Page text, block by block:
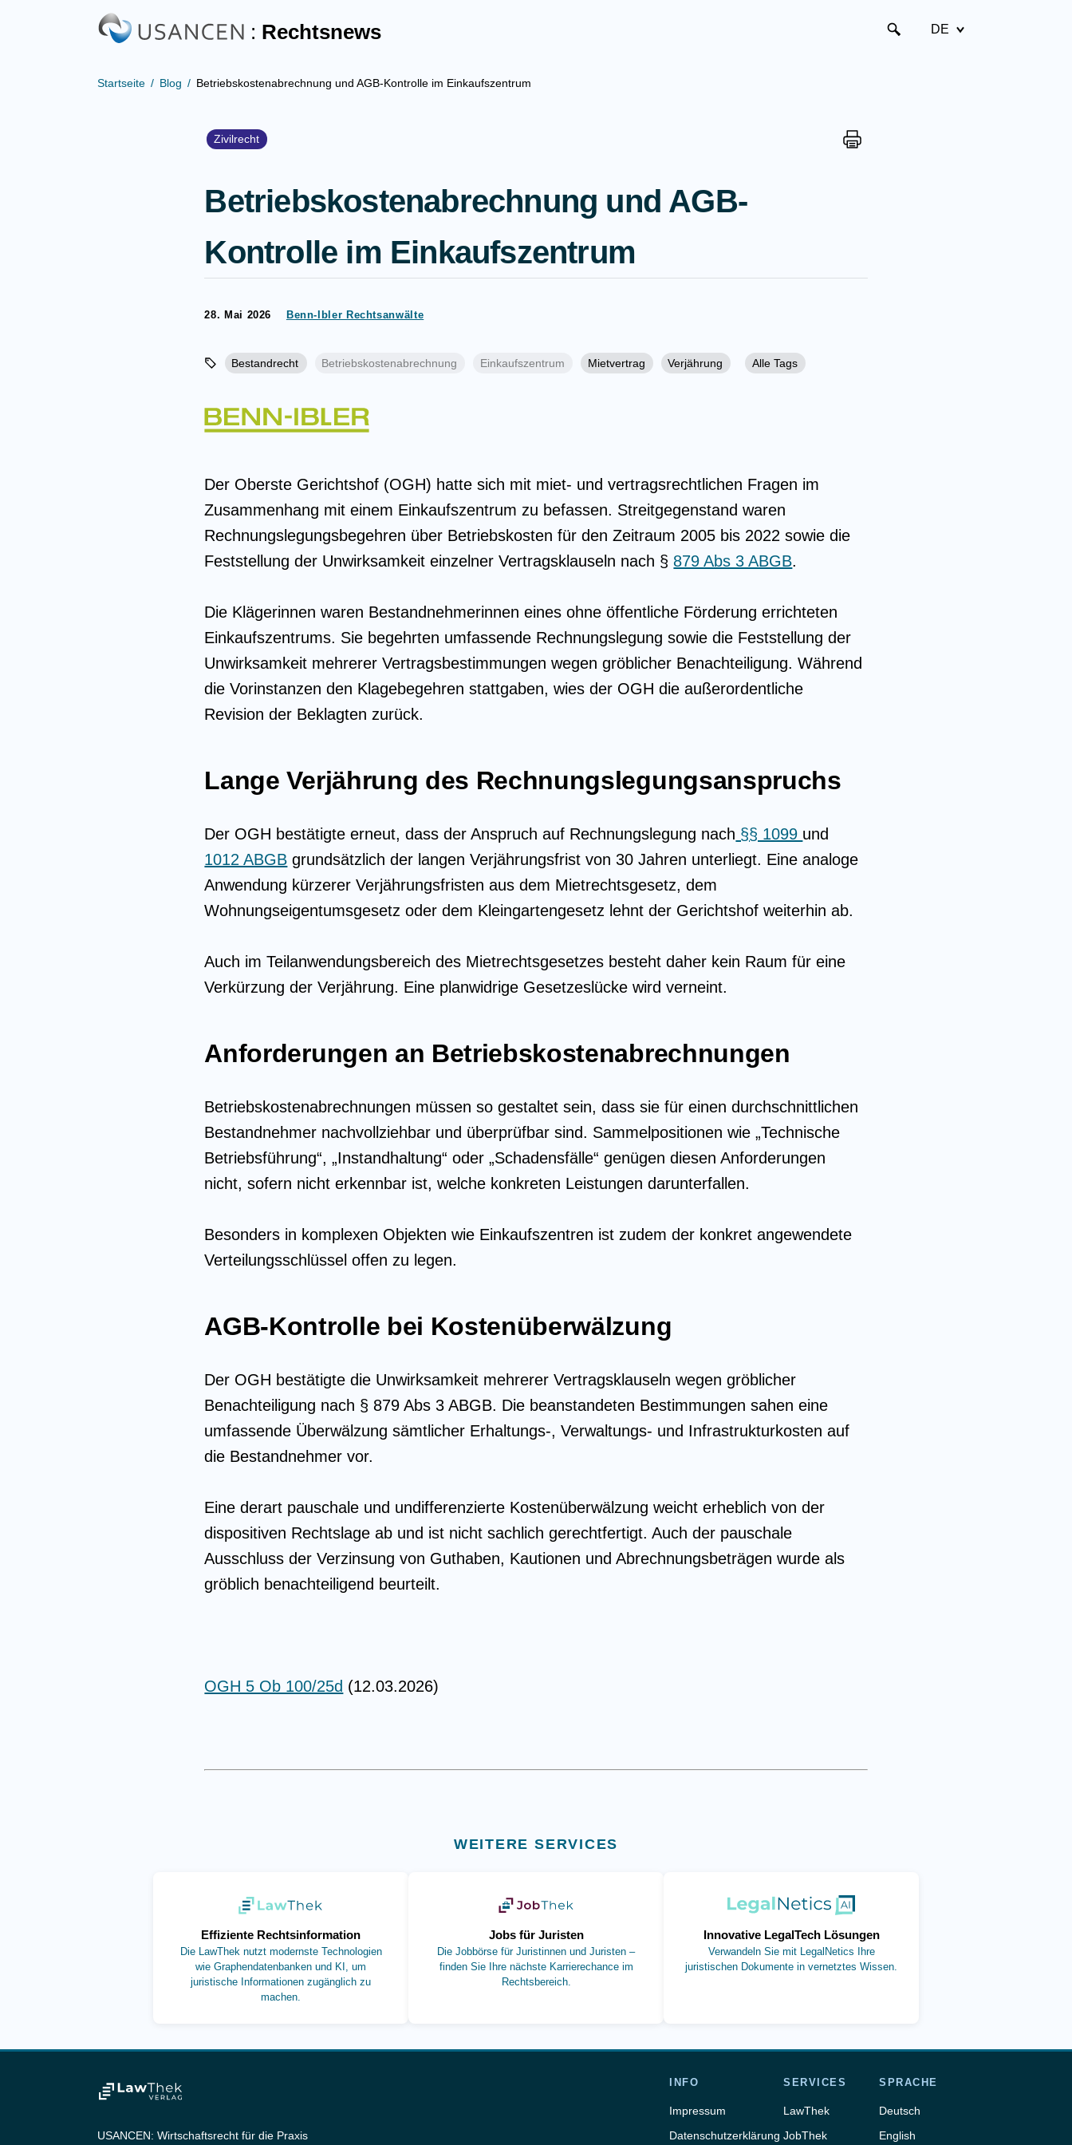
: Rechtsnews DE
Startseite Blog Betriebskostenabrechnung und AGB-Kontrolle im Einkaufszentrum
Zivilrecht
Betriebskostenabrechnung und AGB-
Kontrolle im Einkaufszentrum
28. Mai 2026 Benn-Ibler Rechtsanwälte
Bestandrecht Betriebskostenabrechnung Einkaufszentrum Mietvertrag Verjährung Alle Tags
Der Oberste Gerichtshof (OGH) hatte sich mit miet- und vertragsrechtlichen Fragen im
Zusammenhang mit einem Einkaufszentrum zu befassen. Streitgegenstand waren
Rechnungslegungsbegehren über Betriebskosten für den Zeitraum 2005 bis 2022 sowie die
Feststellung der Unwirksamkeit einzelner Vertragsklauseln nach § 879 Abs 3 ABGB.
Die Klägerinnen waren Bestandnehmerinnen eines ohne öffentliche Förderung errichteten
Einkaufszentrums. Sie begehrten umfassende Rechnungslegung sowie die Feststellung der
Unwirksamkeit mehrerer Vertragsbestimmungen wegen gröblicher Benachteiligung. Während
die Vorinstanzen den Klagebegehren stattgaben, wies der OGH die außerordentliche
Revision der Beklagten zurück.
Lange Verjährung des Rechnungslegungsanspruchs
Der OGH bestätigte erneut, dass der Anspruch auf Rechnungslegung nach §§ 1099 und
1012 ABGB grundsätzlich der langen Verjährungsfrist von 30 Jahren unterliegt. Eine analoge
Anwendung kürzerer Verjährungsfristen aus dem Mietrechtsgesetz, dem
Wohnungseigentumsgesetz oder dem Kleingartengesetz lehnt der Gerichtshof weiterhin ab.
Auch im Teilanwendungsbereich des Mietrechtsgesetzes besteht daher kein Raum für eine
Verkürzung der Verjährung. Eine planwidrige Gesetzeslücke wird verneint.
Anforderungen an Betriebskostenabrechnungen
Betriebskostenabrechnungen müssen so gestaltet sein, dass sie für einen durchschnittlichen
Bestandnehmer nachvollziehbar und überprüfbar sind. Sammelpositionen wie „Technische
Betriebsführung“, „Instandhaltung“ oder „Schadensfälle“ genügen diesen Anforderungen
nicht, sofern nicht erkennbar ist, welche konkreten Leistungen darunterfallen.
Besonders in komplexen Objekten wie Einkaufszentren ist zudem der konkret angewendete
Verteilungsschlüssel offen zu legen.
AGB-Kontrolle bei Kostenüberwälzung
Der OGH bestätigte die Unwirksamkeit mehrerer Vertragsklauseln wegen gröblicher
Benachteiligung nach § 879 Abs 3 ABGB. Die beanstandeten Bestimmungen sahen eine
umfassende Überwälzung sämtlicher Erhaltungs-, Verwaltungs- und Infrastrukturkosten auf
die Bestandnehmer vor.
Eine derart pauschale und undifferenzierte Kostenüberwälzung weicht erheblich von der
dispositiven Rechtslage ab und ist nicht sachlich gerechtfertigt. Auch der pauschale
Ausschluss der Verzinsung von Guthaben, Kautionen und Abrechnungsbeträgen wurde als
gröblich benachteiligend beurteilt.
OGH 5 Ob 100/25d (12.03.2026)
WEITERE SERVICES
Effiziente Rechtsinformation
Die LawThek nutzt modernste Technologien
wie Graphendatenbanken und KI, um
juristische Informationen zugänglich zu
machen.
(öffnet in neuem Tab)
Jobs für Juristen
Die Jobbörse für Juristinnen und Juristen –
finden Sie Ihre nächste Karrierechance im
Rechtsbereich.
Innovative LegalTech Lösungen
Verwandeln Sie mit LegalNetics Ihre
juristischen Dokumente in vernetztes Wissen.
(öffnet in neuem Tab)
USANCEN: Wirtschaftsrecht für die Praxis
INFO
Impressum
Datenschutzerklärung
SERVICES
LawThek
JobThek
SPRACHE
Deutsch
English